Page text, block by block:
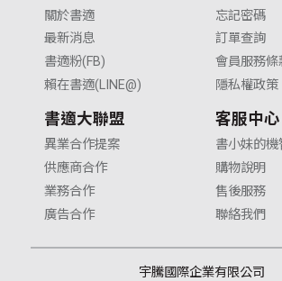
關於書適
最新消息
書適粉(FB)
賴在書適(LINE@)
忘記密碼
訂單查詢
會員服務條
隱私權政策
書適大聯盟
異業合作提案
供應商合作
業務合作
廣告合作
客服中心
書小妹的機
購物說明
售後服務
聯絡我們
宇騰國際企業有限公司